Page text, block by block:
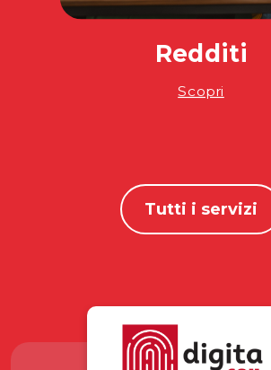
Redditi
Scopri
Tutti i servizi